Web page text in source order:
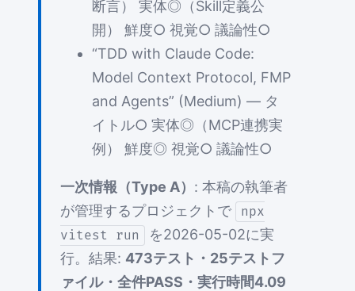
断言） 実体◎（Skill定義公
開） 鮮度○ 視覚○ 議論性○
“TDD with Claude Code:
Model Context Protocol, FMP
and Agents” (Medium) — タ
イトル○ 実体◎（MCP連携実
例） 鮮度◎ 視覚○ 議論性○
一次情報（Type A） : 本稿の執筆者
が管理するプロジェクトで
npx
vitest run
を2026-05-02に実
行。結果: 473テスト・25テストフ
ァイル・全件PASS・実行時間4.09